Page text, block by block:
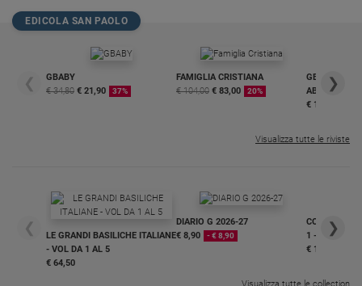
EDICOLA SAN PAOLO
❮
GBABY
€ 34,80 € 21,90 37%
FAMIGLIA CRISTIANA
€ 104,00 € 83,00 20%
GBABY
€ 16,99
❯
Visualizza tutte le riviste
❮
LE GRANDI BASILICHE ITALIANE
- VOL DA 1 AL 5
€ 64,50
DIARIO G 2026-27
€ 8,90
- € 8,90
COLLANA
1 - 2
€ 18,50
❯
Visualizza tutte le collection